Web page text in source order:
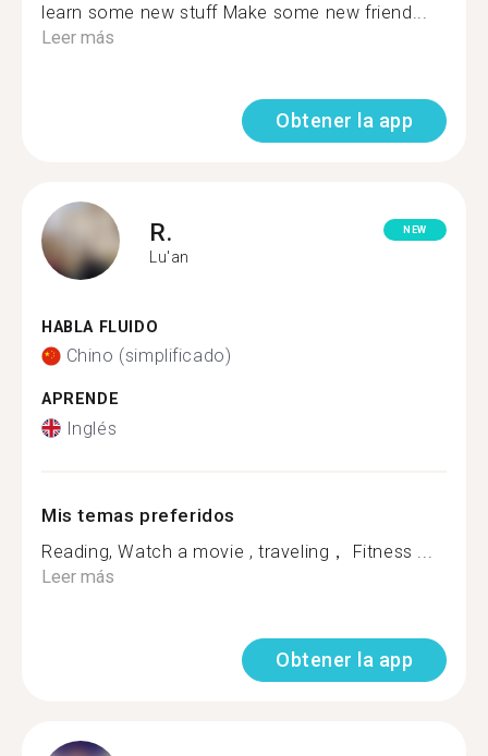
learn some new stuff Make some new friend...
Leer más
Obtener la app
R.
Lu'an
NEW
HABLA FLUIDO
Chino (simplificado)
APRENDE
Inglés
Mis temas preferidos
Reading, Watch a movie , traveling， Fitness ...
Leer más
Obtener la app